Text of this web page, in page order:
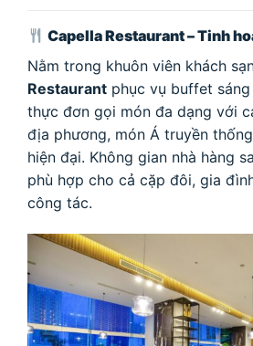
Capella Restaurant – Tinh
Nằm trong khuôn viên khách
Restaurant phục vụ buffet
thực đơn gọi món đa dạng với
địa phương, món Á truyền
hiện đại. Không gian nhà hàng
phù hợp cho cả cặp đôi, gia
công tác.